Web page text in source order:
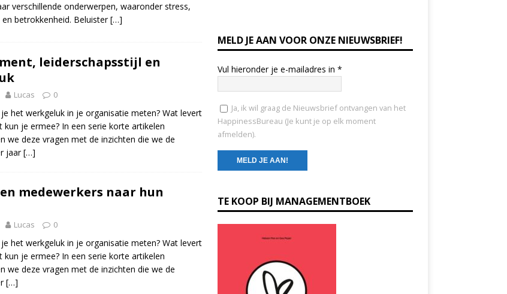
op 17 juni 2026! HAPPINESS AT WORK
verschillende onderwerpen, waaronder stress,
betrokkenheid. Beluister[…]
leiderschapsstijl en
Lucas 0
het werkgeluk in je organisatie meten? Wat levert
kun je ermee? In een serie korte artikelen
we deze vragen met de inzichten die we de
jaar[…]
medewerkers naar hun
Lucas 0
het werkgeluk in je organisatie meten? Wat levert
kun je ermee? In een serie korte artikelen
we deze vragen met de inzichten die we de
[…]
MELD JE AAN VOOR ONZE NIEUWSBRIEF!
Vul hieronder je e-mailadres in *
Ja, ik wil graag de Nieuwsbrief ontvangen van het
HappinessBureau (Je kunt je op elk moment
afmelden).
o
n
s
TE KOOP BIJ MANAGEMENTBOEK